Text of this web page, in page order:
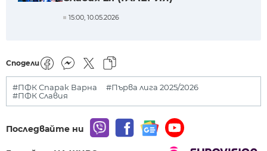
15:00, 10.05.2026
Сподели
#ПФК Спарак Варна
#Първа лига 2025/2026
#ПФК Славия
Последвайте ни